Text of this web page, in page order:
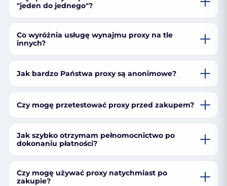
"jeden do jednego"?
Co wyróżnia usługę wynajmu proxy na tle
innych?
Jak bardzo Państwa proxy są anonimowe?
Czy mogę przetestować proxy przed zakupem?
Jak szybko otrzymam pełnomocnictwo po
dokonaniu płatności?
Czy mogę używać proxy natychmiast po
zakupie?